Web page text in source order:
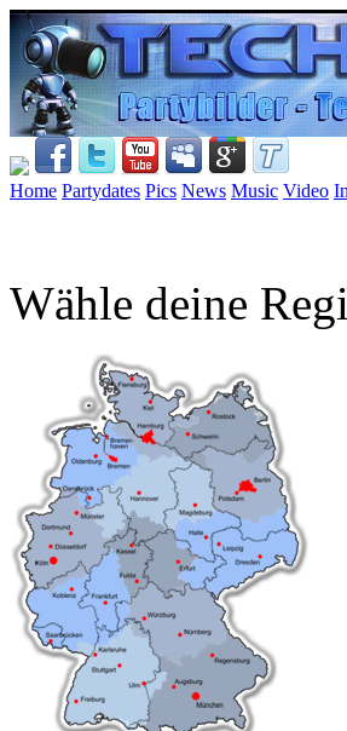
Home Partydates Pics News Music Video
Wähle deine